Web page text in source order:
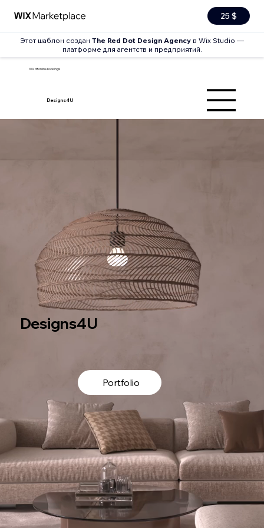
25 $
Этот шаблон создан The Red Dot Design Agency в Wix Studio —
платформе для агентств и предприятий.